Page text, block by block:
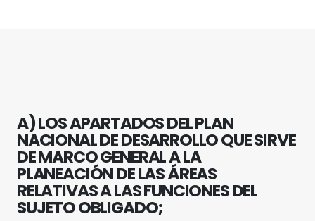
A) LOS APARTADOS DEL PLAN
NACIONAL DE DESARROLLO QUE SIRVE
DE MARCO GENERAL A LA
PLANEACIÓN DE LAS ÁREAS
RELATIVAS A LAS FUNCIONES DEL
SUJETO OBLIGADO;